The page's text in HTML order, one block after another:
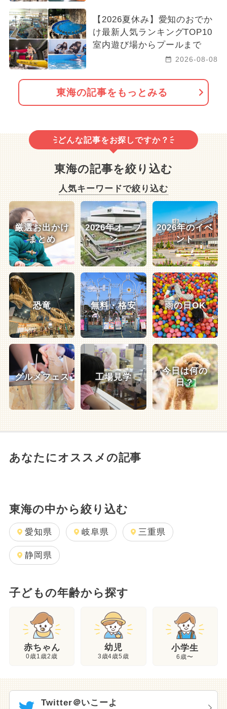
【2026夏休み】愛知のおでか
け最新人気ランキングTOP10
室内遊び場からプールまで
2026-08-08
東海の記事をもっとみる
どんな記事をお探しですか？
東海の記事を絞り込む
人気キーワードで絞り込む
厳選お出かけ
まとめ
2026年オープ
ン
2026年のイベ
ント
恐竜 無料・格安 雨の日OK
グルメフェス 工場見学
今日は何の
日？
あなたにオススメの記事
東海の中から絞り込む
愛知県 岐阜県 三重県
静岡県
子どもの年齢から探す
赤ちゃん
0歳1歳2歳
幼児
3歳4歳5歳
小学生
6歳〜
Twitter＠いこーよ